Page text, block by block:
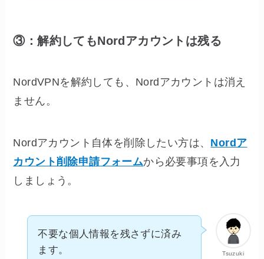
③：解約してもNordアカウントは残る
NordVPNを解約しても、Nordアカウントは消え
ません。
Nordアカウント自体を削除したい方は、 Nordア
カウント削除申請フォームから必要事項を入力
しましょう。
Tsuzuki
不要な個人情報を残さずに済み
ます。